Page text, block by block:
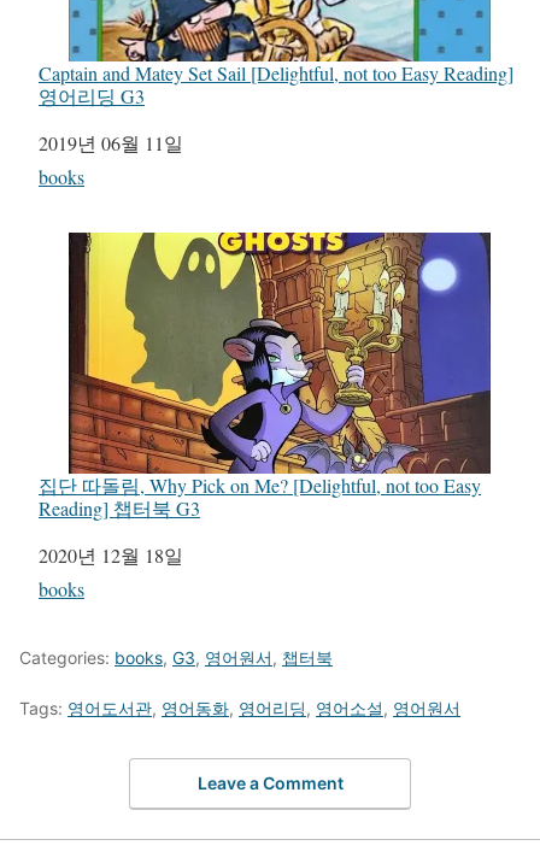
Captain and Matey Set Sail [Delightful, not too Easy Reading]
영어리딩 G3
일자
2019년 06월 11일
관련 항목
books
집단 따돌림, Why Pick on Me? [Delightful, not too Easy
Reading] 챕터북 G3
일자
2020년 12월 18일
관련 항목
books
Categories: books, G3, 영어원서, 챕터북
Tags: 영어도서관, 영어동화, 영어리딩, 영어소설, 영어원서
Leave a Comment